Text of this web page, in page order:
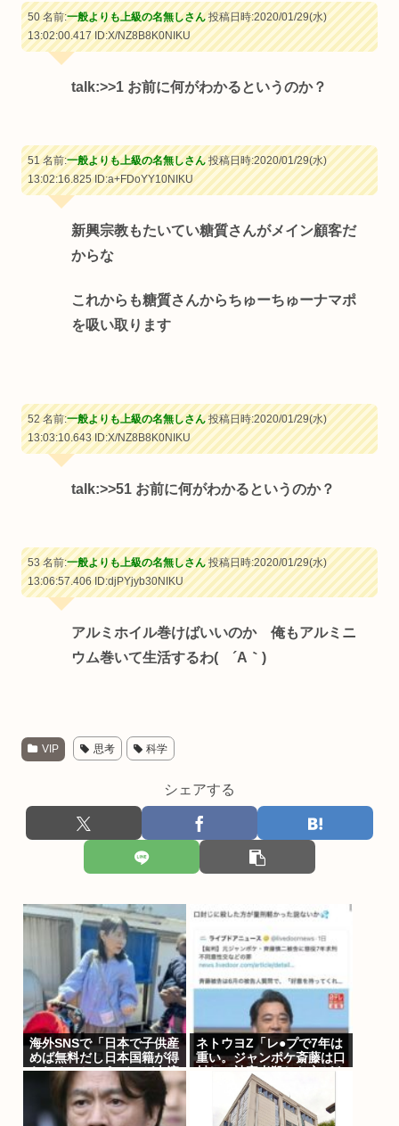
50 名前:一般よりも上級の名無しさん投稿日時:2020/01/29(水)
13:02:00.417ID:X/NZ8B8K0NIKU
talk:>>1 お前に何がわかるというのか？
51 名前:一般よりも上級の名無しさん投稿日時:2020/01/29(水)
13:02:16.825ID:a+FDoYY10NIKU
新興宗教もたいてい糖質さんがメイン顧客だ
からな
これからも糖質さんからちゅーちゅーナマポ
を吸い取ります
52 名前:一般よりも上級の名無しさん投稿日時:2020/01/29(水)
13:03:10.643ID:X/NZ8B8K0NIKU
talk:>>51 お前に何がわかるというのか？
53 名前:一般よりも上級の名無しさん投稿日時:2020/01/29(水)
13:06:57.406ID:djPYjyb30NIKU
アルミホイル巻けばいいのか 俺もアルミニ
ウム巻いて生活するわ( ´Α｀)
VIP 思考 科学
シェアする
海外SNSで「日本で子供産
めば無料だし日本国籍が得
られる」というデマが大流
行していた…:・
ネトウヨZ「レ●プで7年は
重い。ジャンポケ斎藤は口
封じに被害者殺した方がよ
かった」